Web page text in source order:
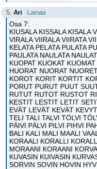
5. Ari Lainaa
Osa 7:
KIUSALA KISSALA KISALA
VIRALA VIIRALA VIIRATA
KELATA PELATA PULATA
PAULATA NAULATA
KUOPAT KUOKAT
HUORAT NUORAT
KOROT KORIT KORTIT
PORUT PURUT PUUT
RUTUT RUTOT RUSTOT
KESTIT LESTIT LETIT
EVÄT LEVÄT KEVÄT
TELI TALI TALVI TÖLVI
PÄIVI PÄLVI PILVI PIHVI
BALI KALI MALI MAALI
KORAALI KORALLI
MORAANI KORAANI
KUVASIN KUIVASIN
SORVIN SOVIN HOVIN